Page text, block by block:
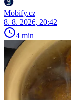
Mobify.cz
8. 8. 2026, 20:42
4 min